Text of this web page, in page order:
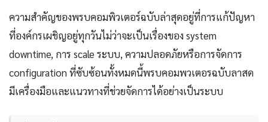
ความสำคัญของพรบคอมพิวเตอร์ฉบับล่าสุดอยู่ที่การแก้ปัญหา
ที่องค์กรเผชิญอยู่ทุกวันไม่ว่าจะเป็นเรื่องของ system
downtime, การ scale ระบบ, ความปลอดภัยหรือการจัดการ
configuration ที่ซับซ้อนทั้งหมดนี้พรบคอมพวเตอรฉบับลาสด
มีเครื่องมือและแนวทางที่ช่วยจัดการได้อย่างเป็นระบบ